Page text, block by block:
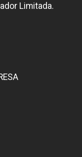
Limitada.